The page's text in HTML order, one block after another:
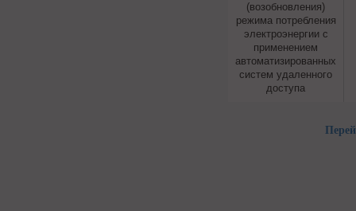
(возобновления)
режима потребления
электроэнергии с
применением
автоматизированных
систем удаленного
доступа